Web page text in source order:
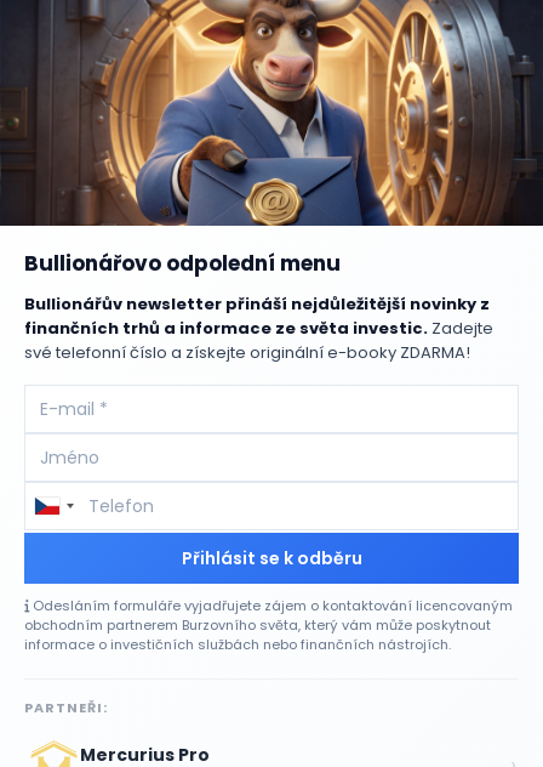
Bullionářovo odpolední menu
Bullionářův newsletter přináší nejdůležitější novinky z
finančních trhů a informace ze světa investic. Zadejte
své telefonní číslo a získejte originální e-booky ZDARMA!
Přihlásit se k odběru
Odesláním formuláře vyjadřujete zájem o kontaktování licencovaným
obchodním partnerem Burzovního světa, který vám může poskytnout
informace o investičních službách nebo finančních nástrojích.
PARTNEŘI:
Mercurius Pro